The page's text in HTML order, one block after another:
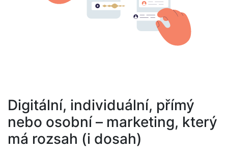
Digitální, individuální, přímý
nebo osobní – marketing, který
má rozsah (i dosah)